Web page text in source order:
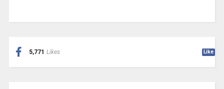
5,771 Likes Like